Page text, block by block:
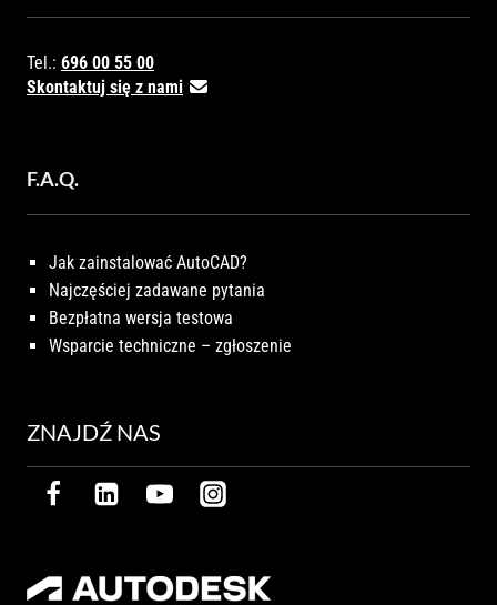
Tel.: 696 00 55 00
Skontaktuj się z nami
F.A.Q.
Jak zainstalować AutoCAD?
Najczęściej zadawane pytania
Bezpłatna wersja testowa
Wsparcie techniczne – zgłoszenie
ZNAJDŹ NAS